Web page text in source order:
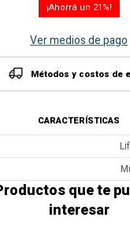
21
Ver medios de pago
Métodos y costos de
CARACTERÍSTICAS
que te
interesar